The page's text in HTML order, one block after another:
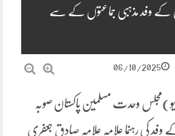
کے وفد مذہبی جماعتوں کے سے
06/10/2025
وحدت مسلمین پاکستان صوبہ
وفد کی رہنما علامہ علامہ صادق جعفری